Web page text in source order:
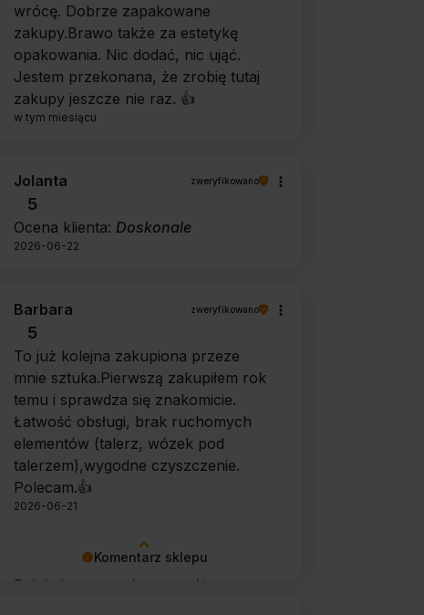
wrócę. Dobrze zapakowane
zakupy.Brawo także za estetykę
opakowania. Nic dodać, nic ująć.
Jestem przekonana, że zrobię tutaj
zakupy jeszcze nie raz. 👍️
w tym miesiącu
Jolanta zweryfikowano
5
Ocena klienta: Doskonale
2026-06-22
Komentarz sklepu
Dziękujemy za tak szczegółową
Barbara zweryfikowano
5
To już kolejna zakupiona przeze
mnie sztuka.Pierwszą zakupiłem rok
temu i sprawdza się znakomicie.
Łatwość obsługi, brak ruchomych
elementów (talerz, wózek pod
talerzem),wygodne czyszczenie.
Polecam.👍️
2026-06-21